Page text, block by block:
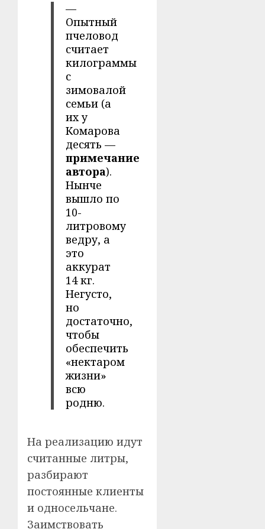
—
Опытный
пчеловод
считает
килограммы
с
зимовалой
семьи (а
их у
Комарова
десять —
примечание
автора).
Нынче
вышло по
10-
литровому
ведру, а
это
аккурат
14 кг.
Негусто,
но
достаточно,
чтобы
обеспечить
«нектаром
жизни»
всю
родню.
На реализацию идут
считанные литры,
разбирают
постоянные клиенты
и односельчане.
Заимствовать